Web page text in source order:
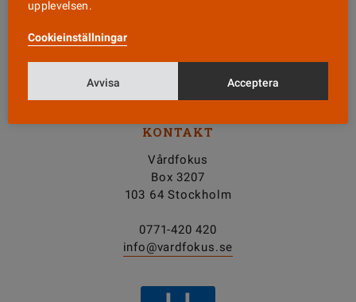
Tipsa oss!
KONTAKT
Vårdfokus
Box 3207
103 64 Stockholm
0771-420 420
info@vardfokus.se
upplevelsen.
Cookieinställningar
Avvisa Acceptera